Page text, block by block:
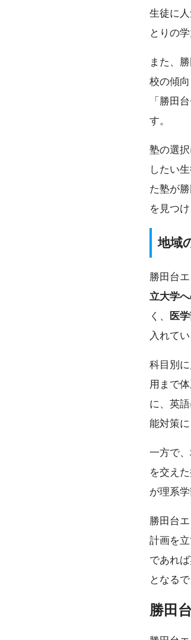
生徒に人
とりの
また、
校の傾
「勝田
す。
塾の選択
したい
た塾が
を見つ
地域
勝田台
立大学
く、
医
入れて
科目別
用まで
に、英
能対策
一方で、
を交え
が理系
勝田台
計画を
であれ
となるで
勝田